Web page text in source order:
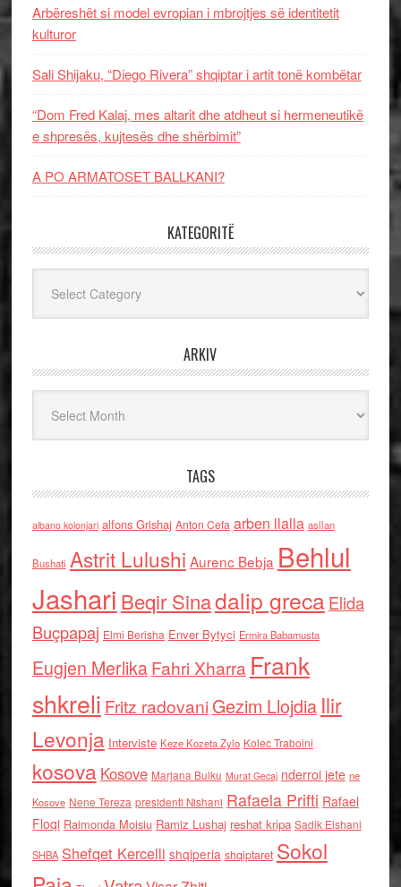
Arbëreshët si model evropian i mbrojtjes së identitetit
kulturor
Sali Shijaku, “Diego Rivera” shqiptar i artit tonë kombëtar
“Dom Fred Kalaj, mes altarit dhe atdheut si hermeneutikë
e shpresës, kujtesës dhe shërbimit”
A PO ARMATOSET BALLKANI?
KATEGORITË
ARKIV
TAGS
albano kolonjari alfons Grishaj Anton Cefa arben llalla asllan
Bushati Astrit Lulushi Aurenc Bebja Behlul
Jashari Beqir Sinadalip grecaElida
Buçpapaj Elmi Berisha Enver Bytyci Ermira Babamusta
Eugjen MerlikaFahri Xharra Frank
shkreli Fritz radovaniGezim Llojdia Ilir
Levonja Interviste Keze Kozeta Zylo Kolec Traboini
kosova Kosove Marjana Bulku Murat Gecaj nderroi jete ne
Kosove Nene Tereza presidenti Nishani Rafaela Prifti Rafael
Floqi Raimonda Moisiu Ramiz Lushaj reshat kripa Sadik Elshani
SHBA Shefqet Kercelli shqiperia shqiptaret Sokol